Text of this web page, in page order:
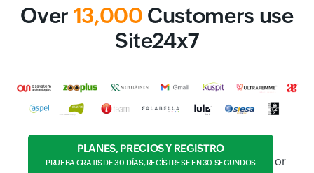
Over 13,000 Customers use
Site24x7
PLANES, PRECIOS Y REGISTRO
PRUEBA GRATIS DE 30 DÍAS, REGÍSTRESE EN 30 SEGUNDOS
or